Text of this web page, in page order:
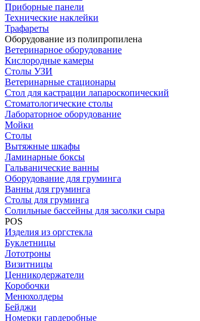
Приборные панели
Технические наклейки
Трафареты
Оборудование из полипропилена
Ветеринарное оборудование
Кислородные камеры
Столы УЗИ
Ветеринарные стационары
Стол для кастрации лапароскопический
Стоматологические столы
Лабораторное оборудование
Мойки
Столы
Вытяжные шкафы
Ламинарные боксы
Гальванические ванны
Оборудование для груминга
Ванны для груминга
Столы для груминга
Солильные бассейны для засолки сыра
POS
Изделия из оргстекла
Буклетницы
Лототроны
Визитницы
Ценникодержатели
Коробочки
Менюхолдеры
Бейджи
Номерки гардеробные